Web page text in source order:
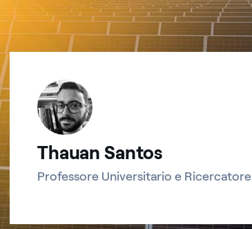
Thauan Santos
Professore Universitario e Ricercatore